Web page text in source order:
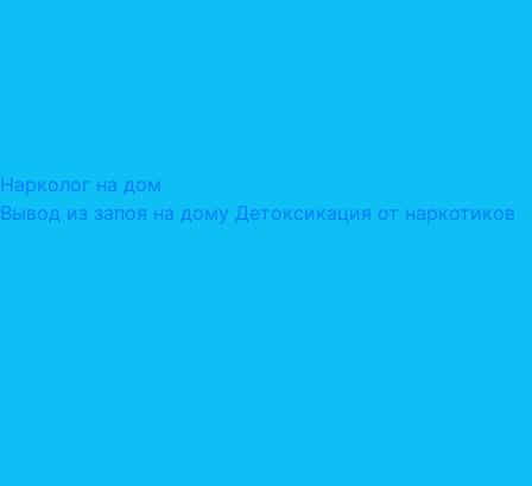
Нарколог на дом
Вывод из запоя на дому Детоксикация от наркотиков